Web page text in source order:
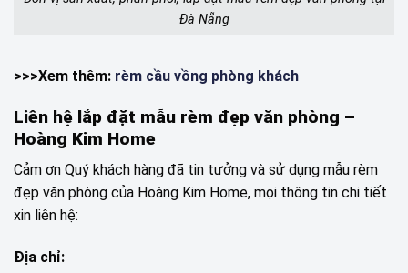
Đà Nẵng
>>>Xem thêm: rèm cầu vồng phòng khách
Liên hệ lắp đặt mẫu rèm đẹp văn phòng –
Hoàng Kim Home
Cảm ơn Quý khách hàng đã tin tưởng và sử dụng mẫu rèm
đẹp văn phòng của Hoàng Kim Home, mọi thông tin chi tiết
xin liên hệ:
Địa chỉ: